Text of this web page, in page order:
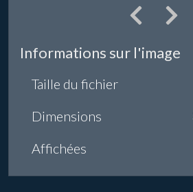
Informations sur l'image
Taille du fichier
Dimensions
Affichées